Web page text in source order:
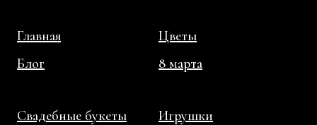
Главная
Блог
Цветы
8 марта
Свадебные букеты
Игрушки